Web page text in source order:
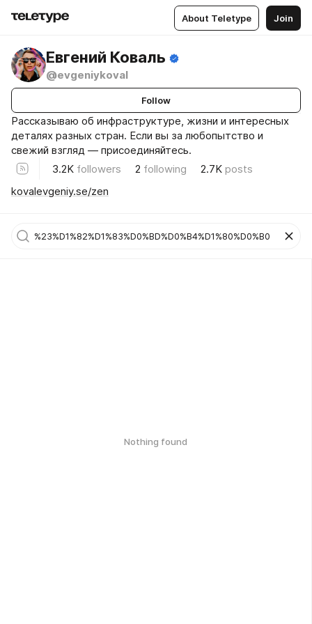
About Teletype Join
Евгений Коваль
@evgeniykoval
Follow
Рассказываю об инфраструктуре, жизни и интересных
деталях разных стран. Если вы за любопытство и
свежий взгляд — присоединяйтесь.
3.2K followers 2 following 2.7K posts
kovalevgeniy.se/zen
Nothing found